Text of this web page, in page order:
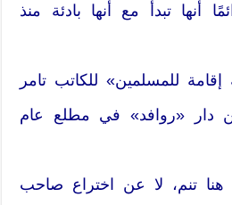
أنها تبدأ مع أنها بادئة منذ
للمسلمين» للكاتب تامر
دار «روافد» في مطلع عام
هنا تنم، لا عن اختراع صاحب